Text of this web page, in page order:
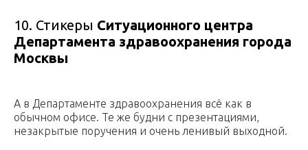
10. Стикеры Ситуационного центра
Департамента здравоохранения города
Москвы
А в Департаменте здравоохранения всё как в
обычном офисе. Те же будни с презентациями,
незакрытые поручения и очень ленивый выходной.